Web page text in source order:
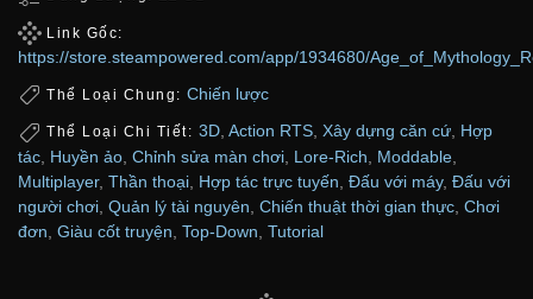
Link Gốc:
https://store.steampowered.com/app/1934680/
Thể Loại Chung: Chiến lược
Thể Loại Chi Tiết: 3D, Action RTS, Xây dựng căn cứ, Hợp
tác Huyền ảo Chỉnh sửa màn chơi Lore-Rich Moddable
Multiplayer, Thần thoại Hợp tác trực tuyến Đấu với máy, Đấu với
người chơi Quản lý tài nguyên Chiến thuật thời gian thực Chơi
đơn Giàu cốt truyện Top-Down Tutorial